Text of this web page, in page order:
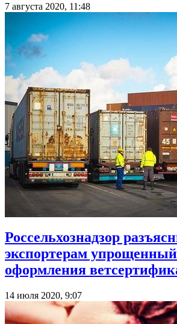
7 августа 2020, 11:48
Россельхознадзор
экспортерам
оформления
14 июля 2020, 9:07